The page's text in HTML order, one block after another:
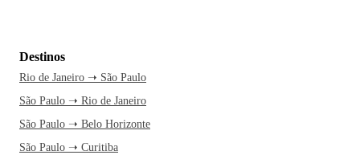
Destinos
Rio de Janeiro ➝ São Paulo
São Paulo ➝ Rio de Janeiro
São Paulo ➝ Belo Horizonte
São Paulo ➝ Curitiba